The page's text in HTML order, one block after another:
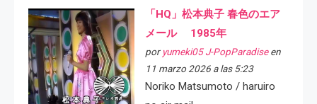
「HQ」松本典子 春色のエア
メール 1985年
por yumeki05 J-PopParadiseen
11 marzo 2026 a las 5:23
Noriko Matsumoto / haruiro